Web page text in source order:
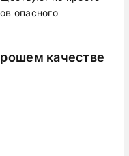
опасного
качестве